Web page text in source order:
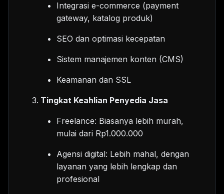
Integrasi e-commerce (payment
gateway, katalog produk)
SEO dan optimasi kecepatan
Sistem manajemen konten (CMS)
Keamanan dan SSL
Tingkat Keahlian Penyedia Jasa
Freelance: Biasanya lebih murah,
mulai dari Rp1.000.000
Agensi digital: Lebih mahal, dengan
layanan yang lebih lengkap dan
profesional